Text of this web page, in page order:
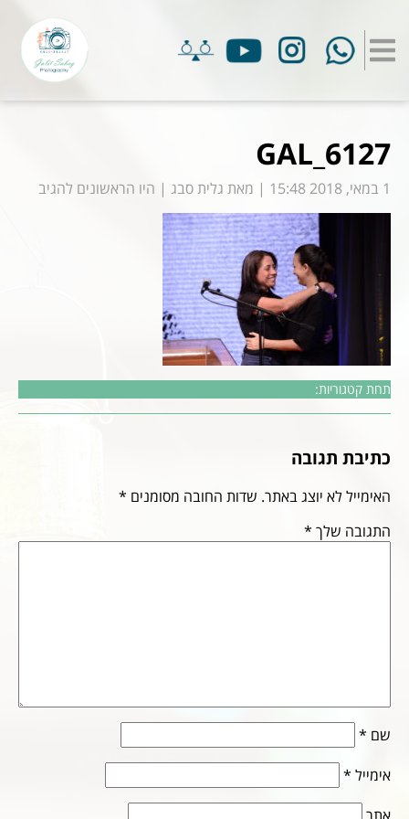
GAL_6127
1 במאי, 2018 15:48 | מאת גלית סבג | היו הראשונים להגיב
תחת קטגוריות:
כתיבת תגובה
האימייל לא יוצג באתר. שדות החובה מסומנים *
התגובה שלך *
שם *
אימייל *